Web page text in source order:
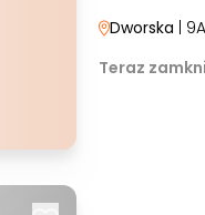
Dworska |
Teraz